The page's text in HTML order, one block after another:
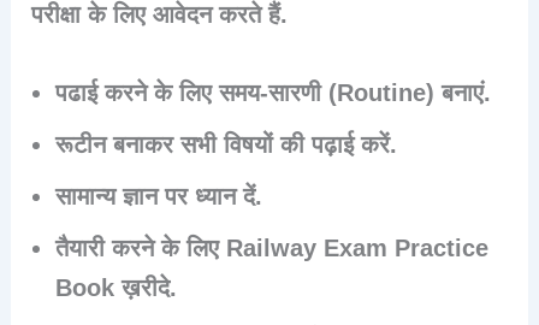
परीक्षा के लिए आवेदन करते हैं.
पढाई करने के लिए समय-सारणी (Routine) बनाएं.
रूटीन बनाकर सभी विषयों की पढ़ाई करें.
सामान्य ज्ञान पर ध्यान दें.
तैयारी करने के लिए Railway Exam Practice
Book ख़रीदे.